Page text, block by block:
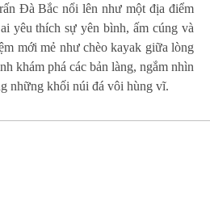
Đà Bắc nổi lên như một địa điểm
yêu thích sự yên bình, ấm cúng và
mới mẻ như chèo kayak giữa lòng
khám phá các bản làng, ngắm nhìn
những khối núi đá vôi hùng vĩ.